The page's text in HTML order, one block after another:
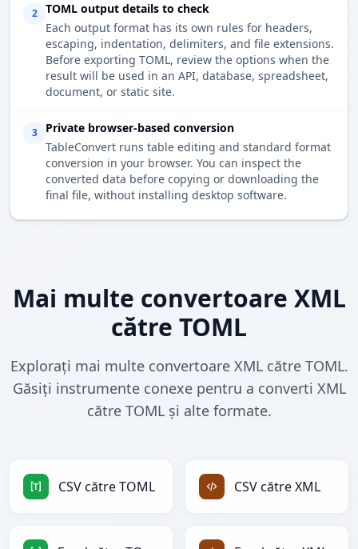
2
TOML output details to check
Each output format has its own rules for headers,
escaping, indentation, delimiters, and file extensions.
Before exporting TOML, review the options when the
result will be used in an API, database, spreadsheet,
document, or static site.
3
Private browser-based conversion
TableConvert runs table editing and standard format
conversion in your browser. You can inspect the
converted data before copying or downloading the
final file, without installing desktop software.
Mai multe convertoare XML
către TOML
Explorați mai multe convertoare XML către TOML.
Găsiți instrumente conexe pentru a converti XML
către TOML și alte formate.
CSV către TOML CSV către XML